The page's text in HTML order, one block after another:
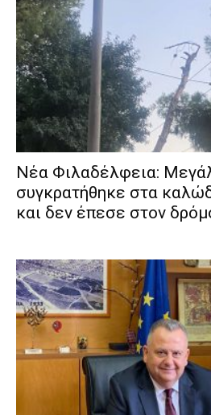
Νέα Φιλαδέλφεια:
συγκρατήθηκε στα
και δεν έπεσε στον